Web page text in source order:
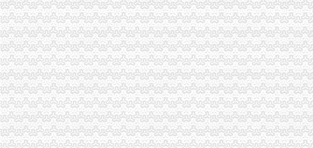
一般纳税人信息查询
一般纳税人查询
怎么查询公司是不是一般纳税人_百度经验
一般纳税人查询
一般纳税人查询
一般纳税人查询
一般纳税人查询。。
纳税人识别号查询_企业税号查询_一般纳税人查询
江苏省国家税务局门户网站一般纳税人查询
一般纳税人查询